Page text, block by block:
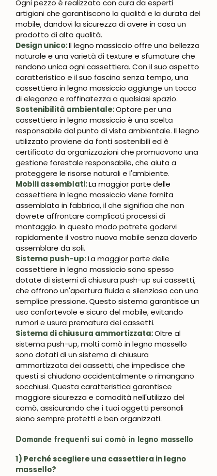
Ogni pezzo è realizzato con cura da esperti
artigiani che garantiscono la qualità e la durata del
mobile, dandovi la sicurezza di avere in casa un
prodotto di alta qualità.
Design unico:Il legno massiccio offre una bellezza
naturale e una varietà di texture e sfumature che
rendono unica ogni cassettiera. Con il suo aspetto
caratteristico e il suo fascino senza tempo, una
cassettiera in legno massiccio aggiunge un tocco
di eleganza e raffinatezza a qualsiasi spazio.
Sostenibilità ambientale:Optare per una
cassettiera in legno massiccio è una scelta
responsabile dal punto di vista ambientale. Il legno
utilizzato proviene da fonti sostenibili ed è
certificato da organizzazioni che promuovono una
gestione forestale responsabile, che aiuta a
proteggere le risorse naturali e l'ambiente.
Mobili assemblati:La maggior parte delle
cassettiere in legno massiccio viene fornita
assemblata in fabbrica, il che significa che non
dovrete affrontare complicati processi di
montaggio. In questo modo potrete godervi
rapidamente il vostro nuovo mobile senza doverlo
assemblare da soli.
Sistema push-up:La maggior parte delle
cassettiere in legno massiccio sono spesso
dotate di sistemi di chiusura push-up sui cassetti,
che offrono un'apertura fluida e silenziosa con una
semplice pressione. Questo sistema garantisce un
uso confortevole e sicuro del mobile, evitando
rumori e usura prematura dei cassetti.
Sistema di chiusura ammortizzata:Oltre al
sistema push-up, molti comò in legno massello
sono dotati di un sistema di chiusura
ammortizzata dei cassetti, che impedisce che
questi si chiudano accidentalmente o rimangano
socchiusi. Questa caratteristica garantisce
maggiore sicurezza e comodità nell'utilizzo del
comò, assicurando che i tuoi oggetti personali
siano sempre protetti e ben organizzati.
Domande frequenti sui comò in legno massello
1) Perché scegliere una cassettiera in legno
massello?
UNISCITI ALLA NOSTRA
COMMUNITY
Ottieni uno sconto del 5%.
Novità e vantaggi riservati agli iscritti.
Iscrivermi